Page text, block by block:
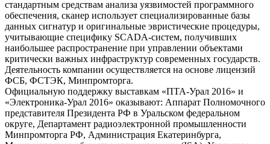
стандартным средствам анализа уязвимостей программного
обеспечения, сканер использует специализированные базы
данных сигнатур и оригинальные эвристические процедуры,
учитывающие специфику SCADA-систем, получивших
наибольшее распространение при управлении объектами
критически важных инфраструктур современных государств.
Деятельность компании осуществляется на основе лицензий
ФСБ, ФСТЭК, Минпромторга.
Официальную поддержку выставкам «ПТА-Урал 2016» и
«Электроника-Урал 2016» оказывают: Аппарат Полномочного
представителя Президента РФ в Уральском федеральном
округе, Департамент радиоэлектронной промышленности
Минпромторга РФ, Администрация Екатеринбурга,